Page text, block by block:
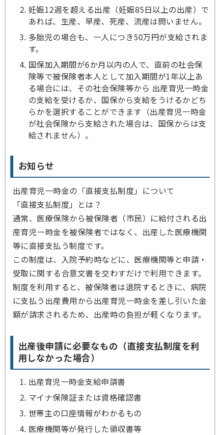
妊娠12週を超える出産（妊娠85日以上の出産）で
あれば、生産、早産、死産、流産は問いません。
多胎児の場合も、一人につき50万円が支給されま
す。
国保加入期間が6か月以内の人で、直前の社会保
険等で被保険者本人として加入期間が1年以上あ
る場合には、その社会保険等から 出産育児一時金
の支給を受けるか、国保から支給をうけるかどち
らかを選択することができます（出産育児一時金
が社会保険から支給された場合は、国保からは支
給されません）。
お知らせ
出産育児一時金の「直接支払制度」について
「直接支払制度」とは？
通常、医療保険から被保険者（市民）に給付される出
産育児一時金を被保険者ではなく、出産した医療機関
等に直接支払う制度です。
この制度は、入院予約時などに、医療機関等と申請・
受取に関する合意文書を交わすだけで利用できます。
制度を利用すると、被保険者は退院するときに、病院
に支払う出産費用から出産育児一時金を差し引いた金
額が請求されるため、出産時の負担が軽くなります。
出産後申請に必要なもの（直接支払制度を利
用しなかった場合）
出産育児一時金支給申請書
マイナ保険証または資格確認書
世帯主の口座情報がわかるもの
医療機関等が発行した領収書等